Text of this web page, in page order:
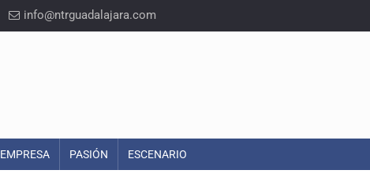
info@ntrguadalajara.com
EMPRESA PASIÓN ESCENARIO